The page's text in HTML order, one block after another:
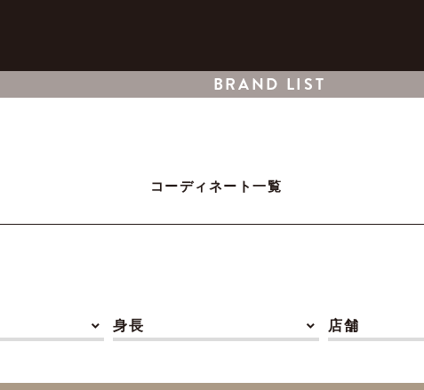
BRAND LIST
コーディネート一覧
身長 店舗